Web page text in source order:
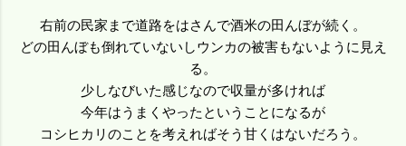
右前の民家まで道路をはさんで酒米の田んぼが続く。
どの田んぼも倒れていないしウンカの被害もないように見え
る。
少しなびいた感じなので収量が多ければ
今年はうまくやったということになるが
コシヒカリのことを考えればそう甘くはないだろう。